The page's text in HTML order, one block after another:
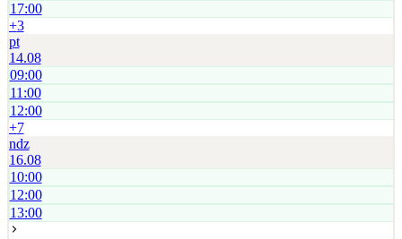
17:00
+3
pt
14.08
09:00
11:00
12:00
+7
ndz
16.08
10:00
12:00
13:00